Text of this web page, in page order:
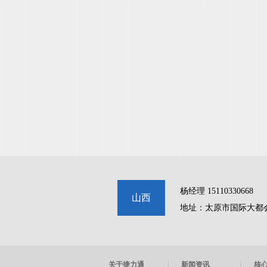
山西
杨经理 15110330668
地址：太原市国际大都
关于捷力通 新闻资讯 核